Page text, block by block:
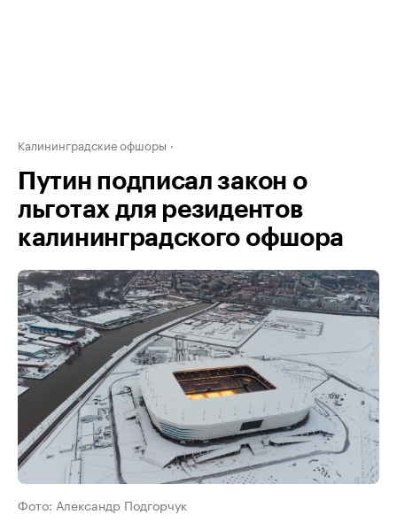
Калининградские офшоры
Путин подписал закон о
льготах для резидентов
калининградского офшора
Фото: Александр Подгорчук